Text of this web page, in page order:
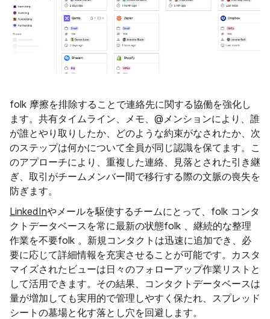
folk 摩擦を排除することで連絡先に関する協働を強化し
ます。共有タイムライン、メモ、@メンションにより、誰
が誰とやり取りしたか、どのような約束がなされたか、次
のステップは何かについて全員が同じ認識を保てます。こ
のアプローチにより、重複した連絡、見落とされた引き継
ぎ、取引がチームメンバー間で移行する際の文脈の喪失を
防ぎます。
LinkedInやメールを駆使するチームにとって、folk コンタ
クトデータベースを常に最新の状態folk 、継続的な整理
作業を不要folk 。新規コンタクトは迅速に追加でき、必
要に応じて詳細情報を充実させることが可能です。カスタ
マイズされたビューは日々のフォローアップ作業リストと
して活用できます。その結果、コンタクトデータベースは
量が増加しても実用的で管理しやすく保たれ、スプレッド
シートの墓場と化す落とし穴を回避します。